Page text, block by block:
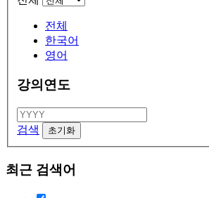
전체
한국어
영어
강의연도
검색
최근 검색어